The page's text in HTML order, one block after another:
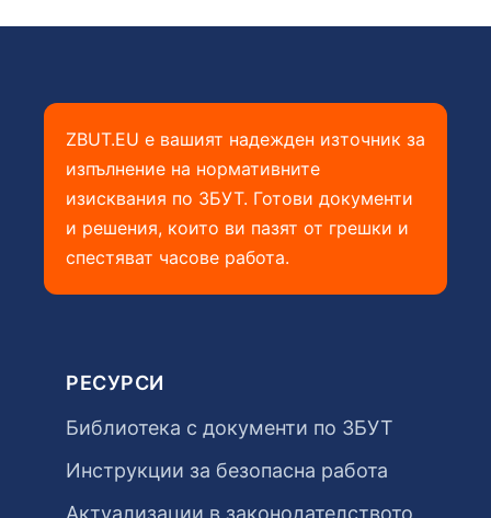
ZBUT.EU е вашият надежден източник за
изпълнение на нормативните
изисквания по ЗБУТ. Готови документи
и решения, които ви пазят от грешки и
спестяват часове работа.
РЕСУРСИ
Библиотека с документи по ЗБУТ
Инструкции за безопасна работа
Актуализации в законодателството